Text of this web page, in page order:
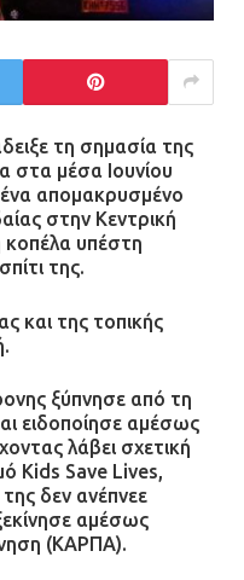
τη σημασία της
στα μέσα Ιουνίου
απομακρυσμένο
στην Κεντρική
κοπέλα υπέστη
της.
και της τοπικής
ξύπνησε από τη
ειδοποίησε αμέσως
λάβει σχετική
Kids Save Lives,
δεν ανέπνεε
αμέσως
(ΚΑΡΠΑ).